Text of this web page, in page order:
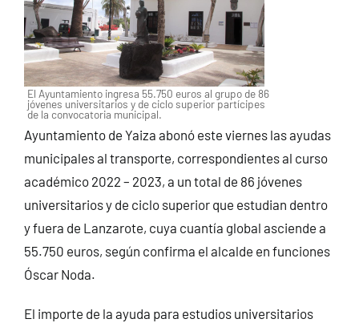
El Ayuntamiento ingresa 55.750 euros al grupo de 86
jóvenes universitarios y de ciclo superior partícipes
de la convocatoria municipal.
Ayuntamiento de Yaiza abonó este viernes las ayudas
municipales al transporte, correspondientes al curso
académico 2022 – 2023, a un total de 86 jóvenes
universitarios y de ciclo superior que estudian dentro
y fuera de Lanzarote, cuya cuantía global asciende a
55.750 euros, según confirma el alcalde en funciones
Óscar Noda.
El importe de la ayuda para estudios universitarios